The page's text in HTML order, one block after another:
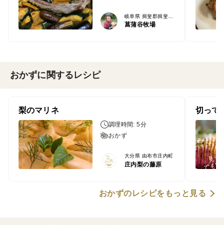
菖蒲谷牧場
おかずに関するレシピ
梨のマリネ
調理時間: 5分
おかず
大分県 由布市庄内町
庄内梨の藤原
切って
おかずのレシピをもっと見る